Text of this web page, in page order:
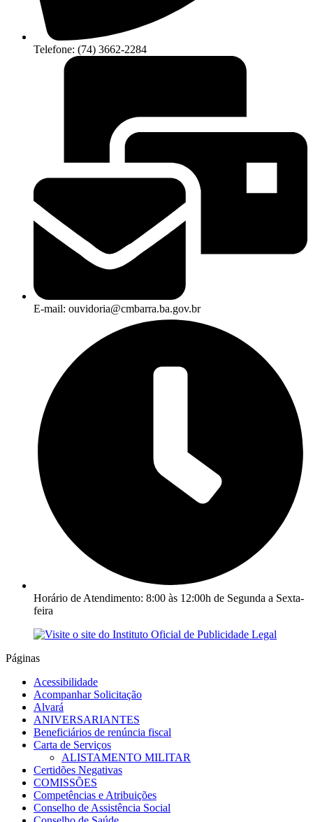
Telefone: (74) 3662-2284
E-mail: ouvidoria@cmbarra.ba.gov.br
Horário de Atendimento: 8:00 às 12:00h de Segunda a Sexta-
feira
Páginas
Acessibilidade
Acompanhar Solicitação
Alvará
ANIVERSARIANTES
Beneficiários de renúncia fiscal
Carta de Serviços
ALISTAMENTO MILITAR
Certidões Negativas
COMISSÕES
Competências e Atribuições
Conselho de Assistência Social